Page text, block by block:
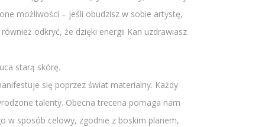
możliwości – jeśli obudzisz w sobie artystę,
odkryć, że dzięki energii Kan uzdrawiasz
starą skórę.
się poprzez świat materialny. Każdy
talenty. Obecna trecena pomaga nam
w sposób celowy, zgodnie z boskim planem,